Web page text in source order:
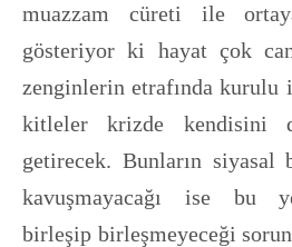
muazzam cüreti ile
gösteriyor ki hayat çok
zenginlerin etrafında kurulu
kitleler krizde kendisini
getirecek. Bunların
kavuşmayacağı ise bu
birleşip birleşmeyeceği